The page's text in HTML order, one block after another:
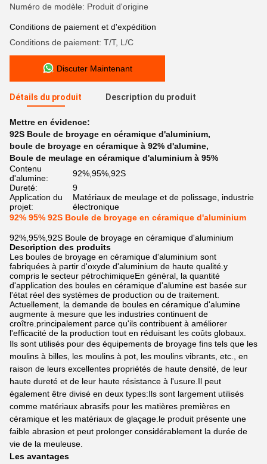
Numéro de modèle: Produit d'origine
Conditions de paiement et d'expédition
Conditions de paiement: T/T, L/C
Discuter Maintenant
Détails du produit Description du produit
Mettre en évidence:
92S Boule de broyage en céramique d'aluminium,
boule de broyage en céramique à 92% d'alumine,
Boule de meulage en céramique d'aluminium à 95%
Contenu
d'alumine:
92%,95%,92S
Dureté:
9
Application du
projet:
Matériaux de meulage et de polissage, industrie
électronique
92% 95% 92S Boule de broyage en céramique d'aluminium
92%,95%,92S Boule de broyage en céramique d'aluminium
Description des produits
Les boules de broyage en céramique d'aluminium sont
fabriquées à partir d'oxyde d'aluminium de haute qualité.y
compris le secteur pétrochimiqueEn général, la quantité
d'application des boules en céramique d'alumine est basée sur
l'état réel des systèmes de production ou de traitement.
Actuellement, la demande de boules en céramique d'alumine
augmente à mesure que les industries continuent de
croître.principalement parce qu'ils contribuent à améliorer
l'efficacité de la production tout en réduisant les coûts globaux.
Ils sont utilisés pour des équipements de broyage fins tels que les
moulins à billes, les moulins à pot, les moulins vibrants, etc., en
raison de leurs excellentes propriétés de haute densité, de leur
haute dureté et de leur haute résistance à l'usure.Il peut
également être divisé en deux types:Ils sont largement utilisés
comme matériaux abrasifs pour les matières premières en
céramique et les matériaux de glaçage.le produit présente une
faible abrasion et peut prolonger considérablement la durée de
vie de la meuleuse.
Les avantages